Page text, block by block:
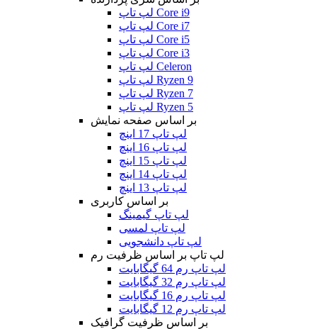
لپ تاپ Core i9
لپ تاپ Core i7
لپ تاپ Core i5
لپ تاپ Core i3
لپ تاپ Celeron
لپ تاپ Ryzen 9
لپ تاپ Ryzen 7
لپ تاپ Ryzen 5
بر اساس صفحه نمایش
لپ تاپ 17 اینچ
لپ تاپ 16 اینچ
لپ تاپ 15 اینچ
لپ تاپ 14 اینچ
لپ تاپ 13 اینچ
بر اساس کاربری
لپ تاپ گیمینگ
لپ تاپ لمسی
لپ تاپ دانشجویی
لپ تاپ بر اساس ظرفیت رم
لپ تاپ رم 64 گیگابایت
لپ تاپ رم 32 گیگابایت
لپ تاپ رم 16 گیگابایت
لپ تاپ رم 12 گیگابایت
بر اساس ظرفیت گرافیک